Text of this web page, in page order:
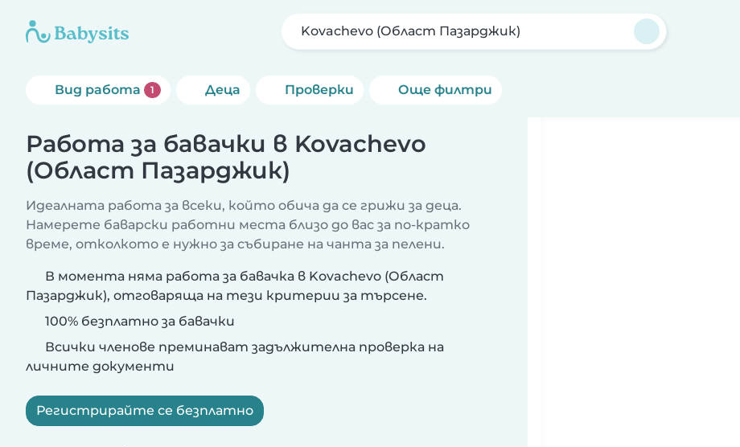
Kovachevo (Област Пазарджик)
Вид работа 1 Деца Проверки Още филтри
Работа за бавачки в Kovachevo
(Област Пазарджик)
Идеалната работа за всеки, който обича да се грижи за деца.
Намерете баварски работни места близо до вас за по-кратко
време, отколкото е нужно за събиране на чанта за пелени.
В момента няма работа за бавачка в Kovachevo (Област
Пазарджик), отговаряща на тези критерии за търсене.
100% безплатно за бавачки
Всички членове преминават задължителна проверка на
личните документи
Регистрирайте се безплатно